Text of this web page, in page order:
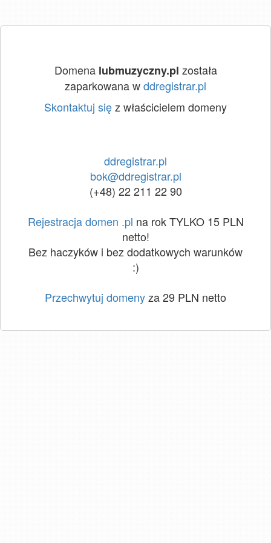
Domena lubmuzyczny.pl została
zaparkowana wddregistrar.pl
Skontaktuj sięz właścicielem domeny
ddregistrar.pl
bok@ddregistrar.pl
(+48) 22 211 22 90
Rejestracja domen .pl na rok TYLKO 15 PLN
netto!
Bez haczyków i bez dodatkowych warunków
:)
Przechwytuj domenyza 29 PLN netto